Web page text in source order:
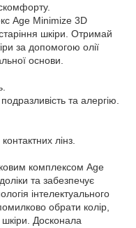
Age Minimize 3D
шкіри. Отримай
за допомогою олії
основи.
та алергію.
лінз.
комплексом Age
та забезпечує
інтелектуального
обрати колір,
шкіри. Досконала